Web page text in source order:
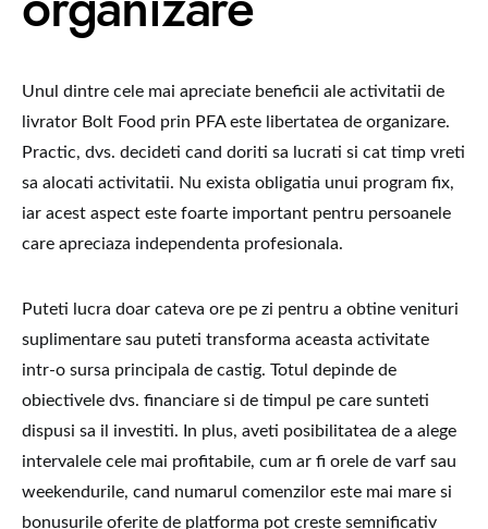
Unul dintre cele mai apreciate beneficii ale activitatii de
livrator Bolt Food prin PFA este libertatea de organizare.
Practic, dvs. decideti cand doriti sa lucrati si cat timp vreti
sa alocati activitatii. Nu exista obligatia unui program fix,
iar acest aspect este foarte important pentru persoanele
care apreciaza independenta profesionala.
Puteti lucra doar cateva ore pe zi pentru a obtine venituri
suplimentare sau puteti transforma aceasta activitate
intr-o sursa principala de castig. Totul depinde de
obiectivele dvs. financiare si de timpul pe care sunteti
dispusi sa il investiti. In plus, aveti posibilitatea de a alege
intervalele cele mai profitabile, cum ar fi orele de varf sau
weekendurile, cand numarul comenzilor este mai mare si
bonusurile oferite de platforma pot creste semnificativ